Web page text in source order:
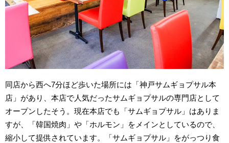
同店から西へ7分ほど歩いた場所には「神戸サムギョプサル本
店」があり、本店で人気だったサムギョプサルの専門店として
オープンしたそう。現在本店でも「サムギョプサル」はありま
すが、「韓国焼肉」や「ホルモン」をメインとしているので、
縮小して提供されています。「サムギョプサル」をがっつり食